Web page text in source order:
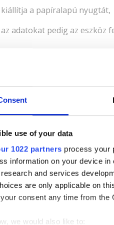
use of your data
1022 partners process your
information on your device
and services
are only applicable on
consent any time from
we would also like to:
kiállítja a papíralapú nyugtát,
az adatokat pedig az eszköz
helyreáll az
hogy a kapcsolatkimaradás
az e-
alapvetően
Az e-pénztárgépek